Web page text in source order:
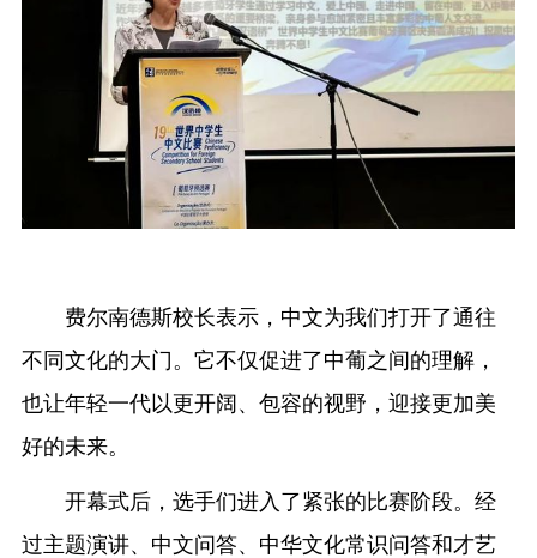
费尔南德斯校长表示，中文为我们打开了通往
不同文化的大门。它不仅促进了中葡之间的理解，
也让年轻一代以更开阔、包容的视野，迎接更加美
好的未来。
开幕式后，选手们进入了紧张的比赛阶段。经
过主题演讲、中文问答、中华文化常识问答和才艺